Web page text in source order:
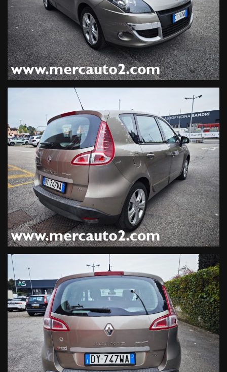
-Ore ufficio: Lun-Ven mattino 8.30-12.30, pomeriggio 15.00-
19.00.
Sabato aperto tutto il giorno con i seguenti orari, 9.00-12.00 /
15.00-19.30.
-Domenica aperto 15.30-19.30 Solo per conclusioni contratti